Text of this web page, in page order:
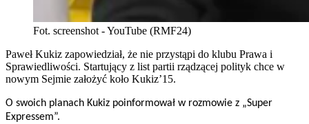
Fot. screenshot - YouTube (RMF24)
Paweł Kukiz zapowiedział, że nie przystąpi do klubu Prawa i
Sprawiedliwości. Startujący z list partii rządzącej polityk chce w
nowym Sejmie założyć koło Kukiz’15.
O swoich planach Kukiz poinformował w rozmowie z „Super
Expressem”.